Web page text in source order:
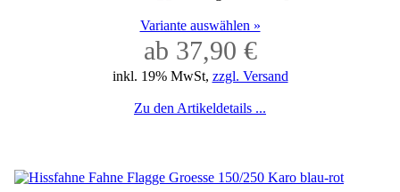
Variante auswählen »
ab 37,90 €
inkl. 19% MwSt, zzgl. Versand
Zu den Artikeldetails ...